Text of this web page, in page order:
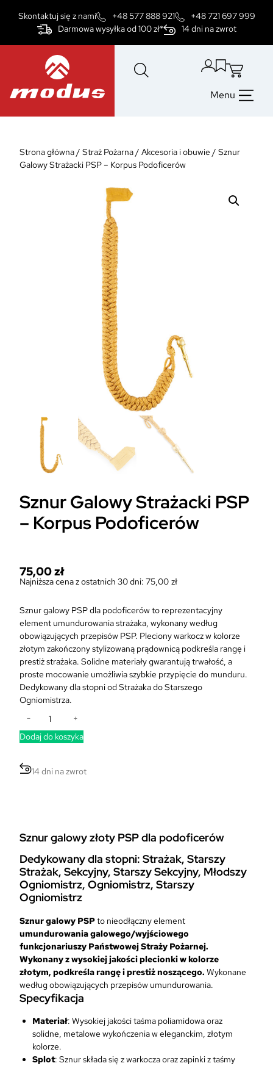
Skontaktuj się z nami +48 577 888 921
+48 721 697 999
Darmowa wysyłka od 100 zł*
14 dni na zwrot
Menu
Strona główna/ Straż Pożarna/ Akcesoria i obuwie / Sznur
Galowy Strażacki PSP – Korpus Podoficerów
Sznur Galowy Strażacki PSP
– Korpus Podoficerów
75,00zł
Najniższa cena z ostatnich 30 dni: 75,00 zł
Sznur galowy PSP dla podoficerów to reprezentacyjny
element umundurowania strażaka, wykonany według
obowiązujących przepisów PSP. Pleciony warkocz w kolorze
złotym zakończony stylizowaną prądownicą podkreśla rangę i
prestiż strażaka. Solidne materiały gwarantują trwałość, a
proste mocowanie umożliwia szybkie przypięcie do munduru.
Dedykowany dla stopni od Strażaka do Starszego
Ogniomistrza.
o
ć
S
G
a
l
o
w
y
S
t
r
a
ż
a
c
P
− +
Dodaj do koszyka
14 dni na zwrot
Sznur galowy złoty PSP dla podoficerów
Dedykowany dla stopni: Strażak, Starszy
Strażak, Sekcyjny, Starszy Sekcyjny, Młodszy
Ogniomistrz, Ogniomistrz, Starszy
Ogniomistrz
Sznur galowy PSPto nieodłączny element
umundurowania galowego/wyjściowego
funkcjonariuszy Państwowej Straży Pożarnej.
Wykonany z wysokiej jakości plecionki wkolorze
złotym, podkreśla rangę i prestiż noszącego. Wykonane
według obowiązujących przepisów umundurowania.
Specyfikacja
Materiał: Wysokiej jakości taśma poliamidowa oraz
solidne, metalowe wykończenia w eleganckim, złotym
kolorze.
Splot: Sznur składa się z warkocza oraz zapinki z taśmy